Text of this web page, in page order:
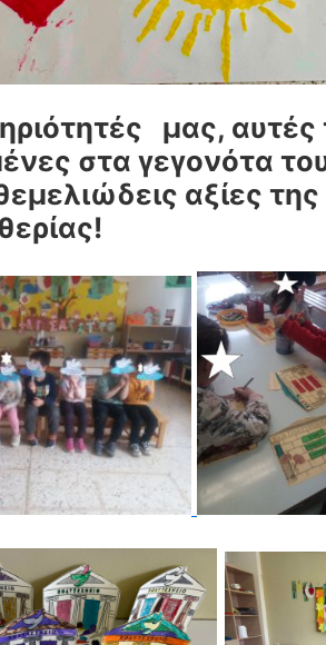
μας, αυτές
στα γεγονότα
αξίες